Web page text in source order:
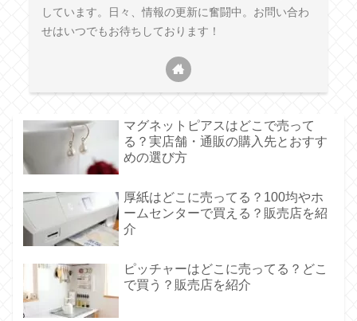
しています。日々、情報の更新に奮闘中。お問い合わ
せはいつでもお待ちしております！
マグネットピアスはどこで売って
る？実店舗・通販の購入先とおすす
めの選び方
厚紙はどこに売ってる？100均やホ
ームセンターで買える？販売店を紹
介
ピッチャーはどこに売ってる？どこ
で買う？販売店を紹介